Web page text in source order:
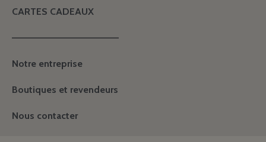
CARTES CADEAUX
———————————————
Notre entreprise
Boutiques et revendeurs
Nous contacter